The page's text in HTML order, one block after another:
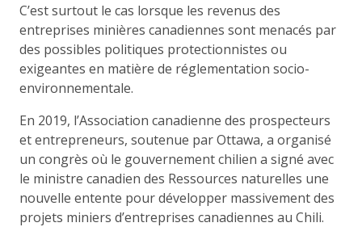
C’est surtout le cas lorsque les revenus des
entreprises minières canadiennes sont menacés par
des possibles politiques protectionnistes ou
exigeantes en matière de réglementation socio-
environnementale.
En 2019, l’Association canadienne des prospecteurs
et entrepreneurs, soutenue par Ottawa, a organisé
un congrès où le gouvernement chilien a signé avec
le ministre canadien des Ressources naturelles une
nouvelle entente pour développer massivement des
projets miniers d’entreprises canadiennes au Chili.